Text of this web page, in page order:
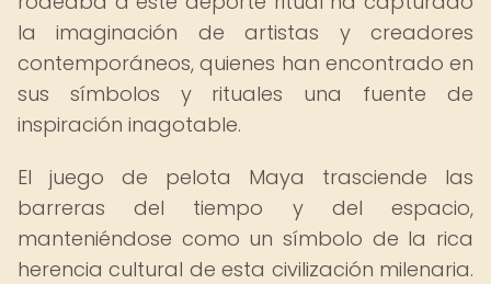
la imaginación de artistas y creadores
contemporáneos, quienes han encontrado en
sus símbolos y rituales una fuente de
inspiración inagotable.
El juego de pelota Maya trasciende las
barreras del tiempo y del espacio,
manteniéndose como un símbolo de la rica
herencia cultural de esta civilización milenaria.